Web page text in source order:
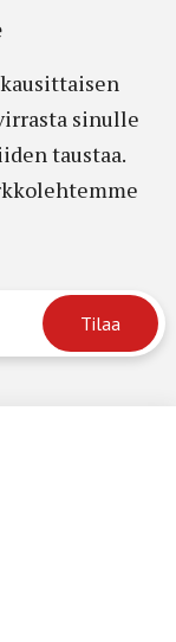
sinulle
taustaa.